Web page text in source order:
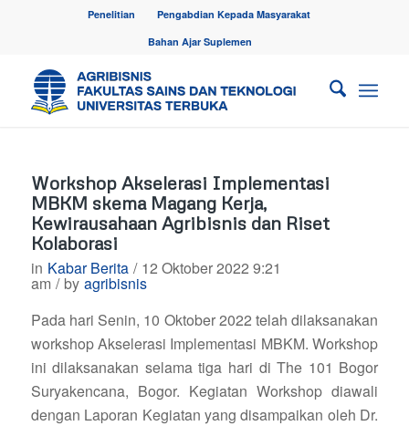
Penelitian
Pengabdian Kepada Masyarakat
Bahan Ajar Suplemen
Workshop Akselerasi Implementasi
MBKM skema Magang Kerja,
Kewirausahaan Agribisnis dan Riset
Kolaborasi
in Kabar Berita / 12 Oktober 2022 9:21
am / by agribisnis
Pada hari Senin, 10 Oktober 2022 telah dilaksanakan
workshop Akselerasi Implementasi MBKM. Workshop
ini dilaksanakan selama tiga hari di The 101 Bogor
Suryakencana, Bogor. Kegiatan Workshop diawali
dengan Laporan Kegiatan yang disampaikan oleh Dr.